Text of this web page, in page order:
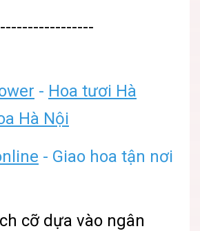
- Hoa tươi Hà
Hà Nội
- Giao hoa tận nơi
cỡ dựa vào ngân